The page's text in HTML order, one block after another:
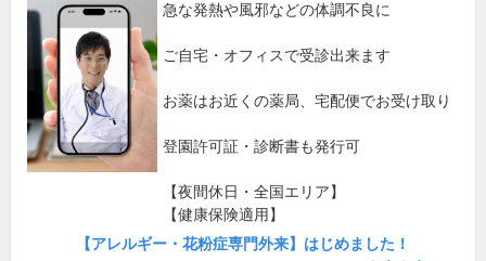
急な発熱や風邪などの体調不良に
ご自宅・オフィスで受診出来ます
お薬はお近くの薬局、宅配便でお受け取り
登園許可証・診断書も発行可
【夜間休日・全国エリア】
【健康保険適用】
【アレルギー・花粉症専門外来】はじめました！